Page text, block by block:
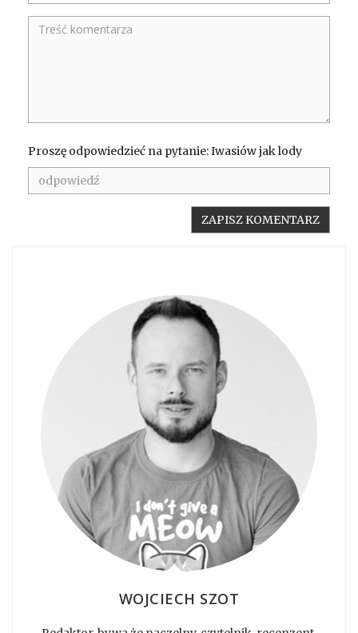
Proszę odpowiedzieć na pytanie: Iwasiów jak lody
WOJCIECH SZOT